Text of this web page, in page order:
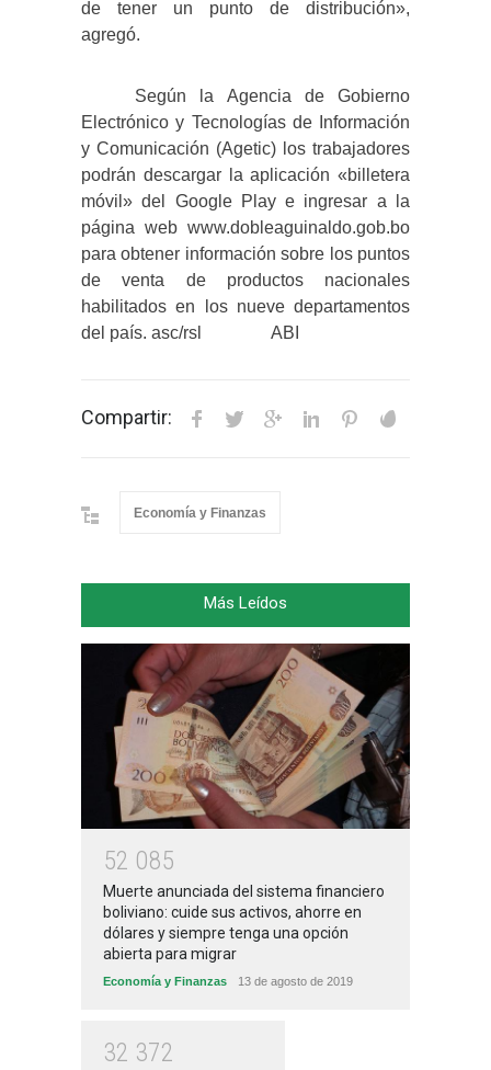
de tener un punto de distribución»,
agregó.
Según la Agencia de Gobierno
Electrónico y Tecnologías de Información
y Comunicación (Agetic) los trabajadores
podrán descargar la aplicación «billetera
móvil» del Google Play e ingresar a la
página web www.dobleaguinaldo.gob.bo
para obtener información sobre los puntos
de venta de productos nacionales
habilitados en los nueve departamentos
del país. asc/rsl ABI
Compartir:
Economía y Finanzas
Más Leídos
52 085
Muerte anunciada del sistema financiero
boliviano: cuide sus activos, ahorre en
dólares y siempre tenga una opción
abierta para migrar
Economía y Finanzas 13 de agosto de 2019
32 372